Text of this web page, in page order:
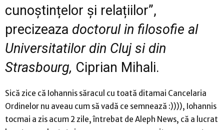
cunoștințelor și relațiilor”,
precizeaza doctorul in filosofie al
Universitatilor din Cluj si din
Strasbourg, Ciprian Mihali.
Sică zice că Iohannis săracul cu toată ditamai Cancelaria
Ordinelor nu aveau cum să vadă ce semnează :)))), Iohannis
tocmai a zis acum 2 zile, întrebat de Aleph News, că a lucrat